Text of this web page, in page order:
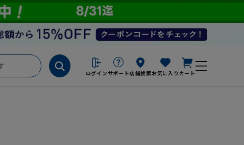
ログイン サポート店舗検索お気に入り カート